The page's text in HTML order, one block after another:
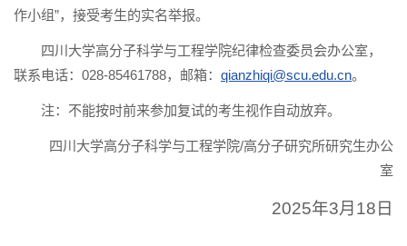
作小组”，接受考生的实名举报。
四川大学高分子科学与工程学院纪律检查委员会办公室，
联系电话：028-85461788，邮箱： qianzhiqi@scu.edu.cn。
注：不能按时前来参加复试的考生视作自动放弃。
四川大学高分子科学与工程学院/高分子研究所研究生办公
室
2025年3月18日